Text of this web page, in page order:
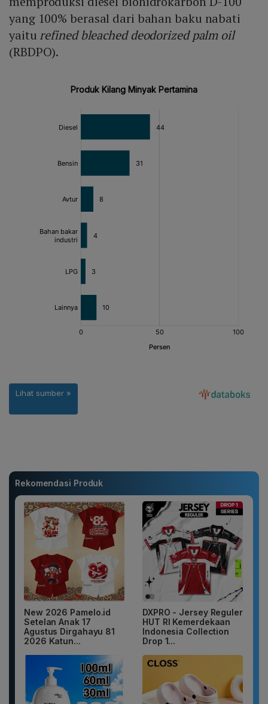
yang 100% berasal dari bahan baku nabati
yaitu refined bleached deodorized palm oil
(RBDPO).
Rekomendasi Produk
New 2026 Pamelo.id
Setelan Anak 17
Agustus Dirgahayu 81
2026 Katun...
DXPRO - Jersey Reguler
HUT RI Kemerdekaan
Indonesia Collection
Drop 1...